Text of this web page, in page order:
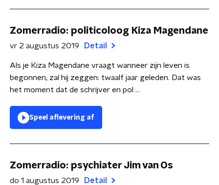
Zomerradio: politicoloog Kiza Magendane
vr 2 augustus 2019 Detail
Als je Kiza Magendane vraagt wanneer zijn leven is
begonnen, zal hij zeggen: twaalf jaar geleden. Dat was
het moment dat de schrijver en pol ...
Speel aflevering af
Zomerradio: psychiater Jim van Os
do 1 augustus 2019 Detail